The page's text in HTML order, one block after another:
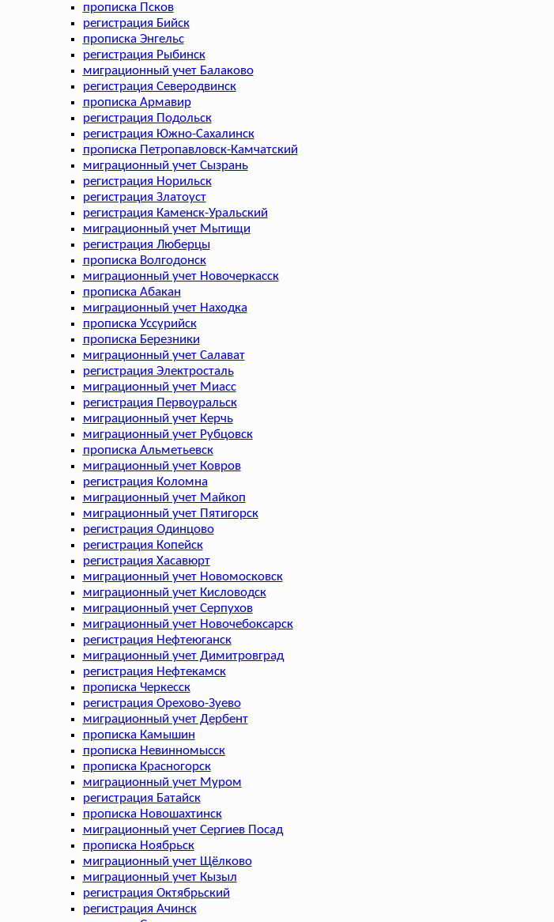
прописка Псков
регистрация Бийск
прописка Энгельс
регистрация Рыбинск
миграционный учет Балаково
регистрация Северодвинск
прописка Армавир
регистрация Подольск
регистрация Южно-Сахалинск
прописка Петропавловск-Камчатский
миграционный учет Сызрань
регистрация Норильск
регистрация Златоуст
регистрация Каменск-Уральский
миграционный учет Мытищи
регистрация Люберцы
прописка Волгодонск
миграционный учет Новочеркасск
прописка Абакан
миграционный учет Находка
прописка Уссурийск
прописка Березники
миграционный учет Салават
регистрация Электросталь
миграционный учет Миасс
регистрация Первоуральск
миграционный учет Керчь
миграционный учет Рубцовск
прописка Альметьевск
миграционный учет Ковров
регистрация Коломна
миграционный учет Майкоп
миграционный учет Пятигорск
регистрация Одинцово
регистрация Копейск
регистрация Хасавюрт
миграционный учет Новомосковск
миграционный учет Кисловодск
миграционный учет Серпухов
миграционный учет Новочебоксарск
регистрация Нефтеюганск
миграционный учет Димитровград
регистрация Нефтекамск
прописка Черкесск
регистрация Орехово-Зуево
миграционный учет Дербент
прописка Камышин
прописка Невинномысск
прописка Красногорск
миграционный учет Муром
регистрация Батайск
прописка Новошахтинск
миграционный учет Сергиев Посад
прописка Ноябрьск
миграционный учет Щёлково
миграционный учет Кызыл
регистрация Октябрьский
регистрация Ачинск